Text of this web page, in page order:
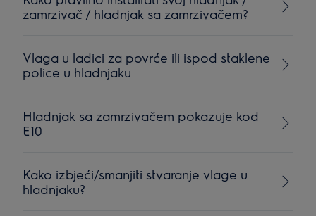
zamrzivač / hladnjak sa zamrzivačem?
Vlaga u ladici za povrće ili ispod staklene
police u hladnjaku
Hladnjak sa zamrzivačem pokazuje kod
E10
Kako izbjeći/smanjiti stvaranje vlage u
hladnjaku?